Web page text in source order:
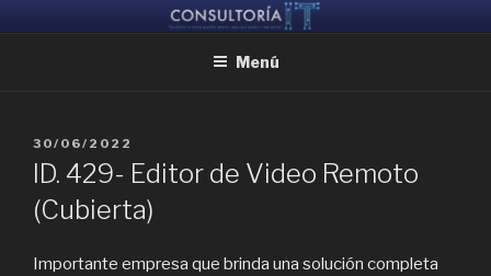
al
CONSULTORIA IT
Ayudamos a reunir grandes mentes, para que puedan crear juntas
Menú
PUBLICADO
EL
30/06/2022
ID. 429- Editor de Video Remoto
(Cubierta)
Importante empresa que brinda una solución completa